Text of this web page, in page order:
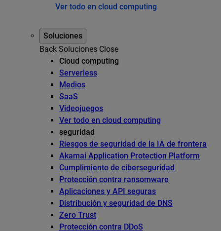
Ver todo en cloud computing
Soluciones
Back Soluciones Close
Cloud computing
Serverless
Medios
SaaS
Videojuegos
Ver todo en cloud computing
seguridad
Riesgos de seguridad de la IA de frontera
Akamai Application Protection Platform
Cumplimiento de ciberseguridad
Protección contra ransomware
Aplicaciones y API seguras
Distribución y seguridad de DNS
Zero Trust
Protección contra DDoS